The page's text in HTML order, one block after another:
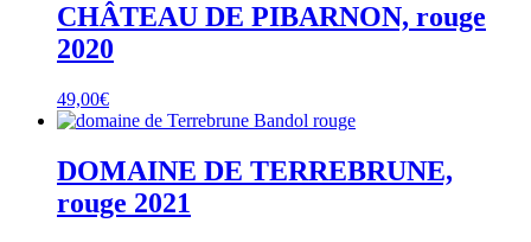
CHÂTEAU DE PIBARNON, rouge
2020
49,00€
DOMAINE DE TERREBRUNE,
rouge 2021